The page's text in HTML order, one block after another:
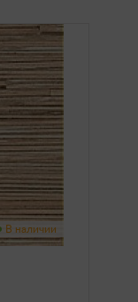
В наличии